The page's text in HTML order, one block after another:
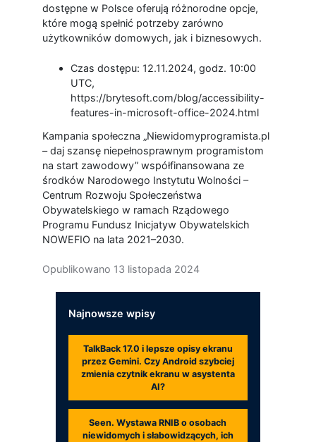
dostępne w Polsce oferują różnorodne opcje,
które mogą spełnić potrzeby zarówno
użytkowników domowych, jak i biznesowych.
Czas dostępu: 12.11.2024, godz. 10:00
UTC,
https://brytesoft.com/blog/accessibility-
features-in-microsoft-office-2024.html
Kampania społeczna „Niewidomyprogramista.pl
– daj szansę niepełnosprawnym programistom
na start zawodowy” współfinansowana ze
środków Narodowego Instytutu Wolności –
Centrum Rozwoju Społeczeństwa
Obywatelskiego w ramach Rządowego
Programu Fundusz Inicjatyw Obywatelskich
NOWEFIO na lata 2021–2030.
Opublikowano 13 listopada 2024
Najnowsze wpisy
TalkBack 17.0 i lepsze opisy ekranu
przez Gemini. Czy Android szybciej
zmienia czytnik ekranu w asystenta
AI?
Seen. Wystawa RNIB o osobach
niewidomych i słabowidzących, ich